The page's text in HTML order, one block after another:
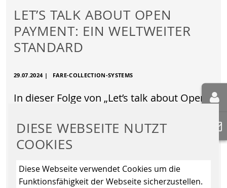
DIESE WEBSEITE NUTZT
COOKIES
Diese Webseite verwendet Cookies um die
Funktionsfähigkeit der Webseite sicherzustellen.
LET’S TALK ABOUT OPEN
PAYMENT: EIN WELTWEITER
STANDARD
29.07.2024 | FARE-COLLECTION-SYSTEMS
In dieser Folge von „Let’s talk about Open
einer weltweit einheitlichen
Mobilitätserfahrung. Handelt es sich…
WEITERLESEN